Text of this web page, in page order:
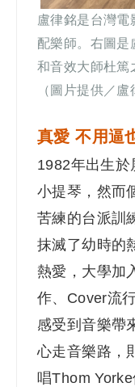
盧律銘是台灣電
配樂師。右圖是
和音效大師杜篤
（圖片提供／盧
真愛 不用逼
1982年出生於
小提琴，然而
苦練的台派訓
抹滅了幼時的
熱愛，大學加
作、Cover流
感受到音樂帶
心走音樂路，
唱Thom